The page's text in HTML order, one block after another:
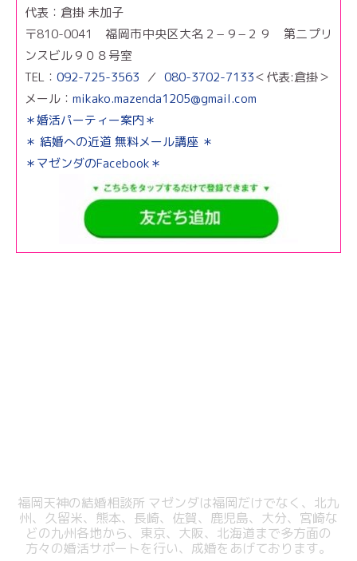
代表：倉掛 未加子
〒810-0041 福岡市中央区大名２−９−２９ 第二プリ
ンスビル９０８号室
TEL： 092-725-3563 ／ 080-3702-7133＜代表:倉掛＞
メール： mikako.mazenda1205@gmail.com
＊婚活パーティー案内＊
＊ 結婚への近道 無料メール講座 ＊
＊マゼンダのFacebook＊
福岡天神の結婚相談所 マゼンダは福岡だけでなく、北九
州、久留米、熊本、 長崎、佐賀、鹿児島、大分、宮崎な
どの九州各地から、東京、大阪、北海道まで多方面の
方々の婚活サポートを行い、成婚をあげております。